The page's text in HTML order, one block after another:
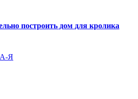
построить дом для кролика
А-Я